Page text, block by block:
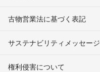
古物営業法に基づく表記
サステナビリティメッセージ
権利侵害について